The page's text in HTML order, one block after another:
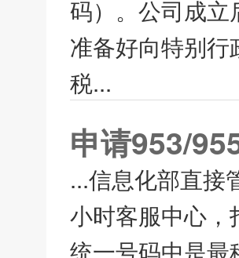
码）。公司成
准备好向特别
税...
申请953/
...信息化部直接
小时客服中心
统一号码中是